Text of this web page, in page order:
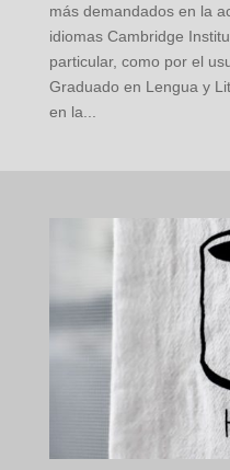
más demandados en la
idiomas Cambridge
particular, como por el
Graduado en Lengua y
en la...